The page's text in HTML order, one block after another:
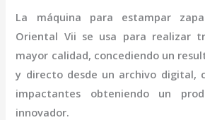
La máquina para estampar
Oriental Vii se usa para realizar
mayor calidad, concediendo un
y directo desde un archivo digital,
impactantes obteniendo un
innovador.